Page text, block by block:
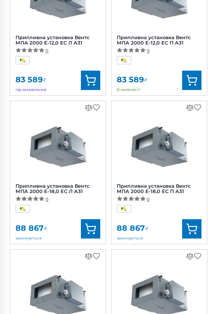
шуму:
Припливна установка Вентс
МПА 2000 Е-12,0 ЕС Л А31
0
83 589₴
під замовлення
Вентс
Потужність:
Рівень
шуму:
Припливна установка Вентс
МПА 2000 Е-12,0 ЕС П А31
0
83 589₴
В наявності
Вентс
Діаметр: 500x300 мм
Потужність:
406 Вт
Рівень
шуму:
Припливна установка Вентс
МПА 2000 Е-18,0 ЕС Л А31
0
88 867₴
закінчується
Вентс
Діаметр: 500x300 мм
Потужність:
406 Вт
Рівень
шуму:
Припливна установка Вентс
МПА 2000 Е-18,0 ЕС П А31
0
88 867₴
закінчується
Вентс
Діаметр: 500x300 мм
Потужність:
406 Вт
Рівень
шуму: